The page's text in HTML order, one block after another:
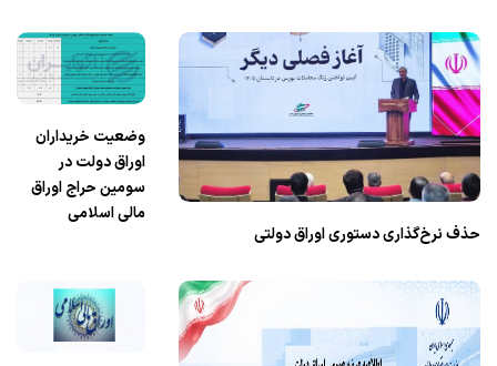
حذف نرخ‌گذاری دستوری اوراق دولتی
وضعیت خریداران
اوراق دولت در
سومین حراج اوراق
مالی اسلامی